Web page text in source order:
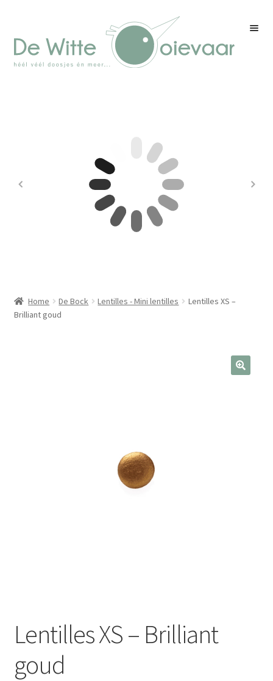
Over drukwerk
Home De Bock Lentilles - Mini lentilles
Lentilles XS –
Brilliant goud
Lentilles XS – Brilliant
goud